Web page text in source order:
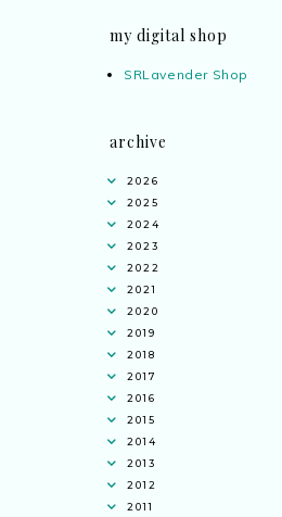
my digital shop
SRLavender Shop
archive
2026
2025
2024
2023
2022
2021
2020
2019
2018
2017
2016
2015
2014
2013
2012
2011